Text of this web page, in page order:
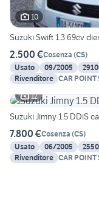
10
Suzuki Swift 1.3 69cv
2.500 €Cosenza (CS)
Usato
09/2005
Rivenditore CAR POINT
12
Suzuki Jimny 1.5 DDiS
7.800 €Cosenza (CS)
Usato
06/2005
Rivenditore CAR POINT